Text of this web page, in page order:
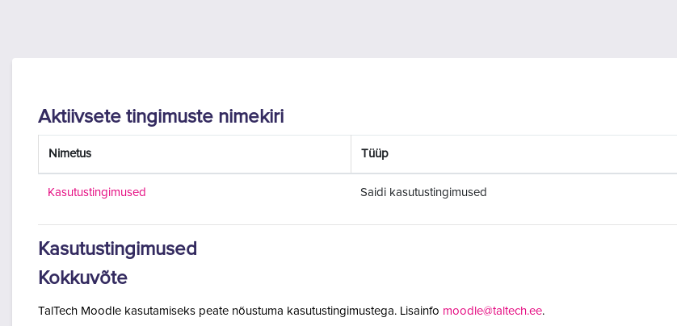
Aktiivsete tingimuste nimekiri
Nimetus Tüüp
Kasutustingimused Saidi kasutustingimused
Kasutustingimused
Kokkuvõte
TalTech Moodle kasutamiseks peate nõustuma kasutustingimustega. Lisainfo moodle@taltech.ee.